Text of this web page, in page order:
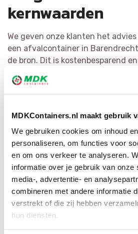
MDKContainers.nl maakt gebruik
We gebruiken cookies om inhoud
personaliseren, om functies voor
en om ons verkeer te analyseren.
informatie over je gebruik van onze
media-, advertentie- en
combineren met andere informatie
verstrekt of die zij hebben
hun diensten.
kernwaarden
We geven onze klanten het
een afvalcontainer in
de bron. Dit is kostenbesparend
kwalitatieve materialen op. Het
staat bij MDK Containers voorop.
Door middel van ons ruime
elke afvalsoort de juiste